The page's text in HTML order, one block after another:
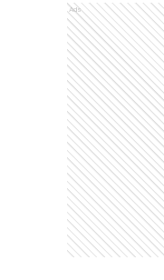
Ads